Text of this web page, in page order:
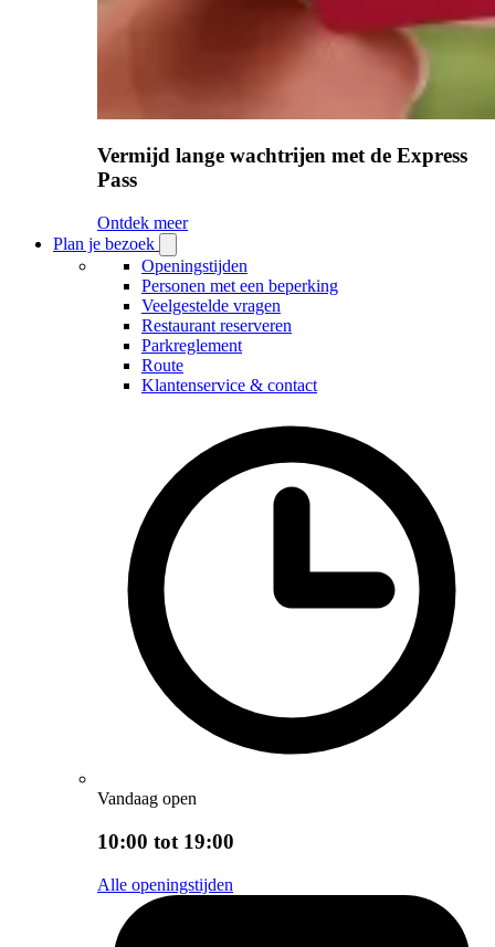
Vermijd lange wachtrijen met de Express
Pass
Ontdek meer
Plan je bezoek
Plan
je
bezoek
submenu
Openingstijden
Personen met een beperking
Veelgestelde vragen
Restaurant reserveren
Parkreglement
Route
Klantenservice & contact
Vandaag open
10:00 tot 19:00
Alle openingstijden